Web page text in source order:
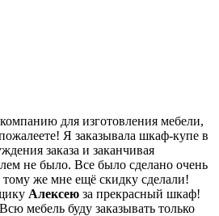
для изготовления мебели,
Я заказывала шкаф-купе в
заказа и заканчивая
не было. Все было сделано очень
же мне ещё скидку сделали!
Алексею за прекрасный шкаф!
мебель буду заказывать только